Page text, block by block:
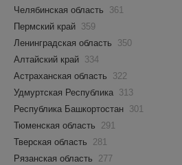
Челябинская область
361
Пермский край 359
Ленинградская область
350
Алтайский край 334
Астраханская область
322
Удмуртская Республика 313
Республика Башкортостан 301
Тюменская область
291
Тверская область
281
Рязанская область
277